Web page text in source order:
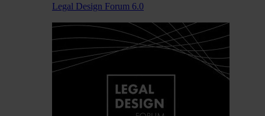
Legal Design Forum 6.0